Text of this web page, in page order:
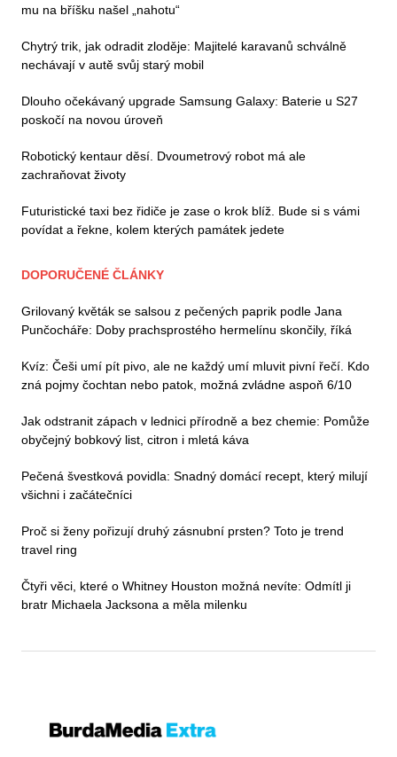
mu na bříšku našel „nahotu“
Chytrý trik, jak odradit zloděje: Majitelé karavanů schválně
nechávají v autě svůj starý mobil
Dlouho očekávaný upgrade Samsung Galaxy: Baterie u S27
poskočí na novou úroveň
Robotický kentaur děsí. Dvoumetrový robot má ale
zachraňovat životy
Futuristické taxi bez řidiče je zase o krok blíž. Bude si s vámi
povídat a řekne, kolem kterých památek jedete
DOPORUČENÉ ČLÁNKY
Grilovaný květák se salsou z pečených paprik podle Jana
Punčocháře: Doby prachsprostého hermelínu skončily, říká
Kvíz: Češi umí pít pivo, ale ne každý umí mluvit pivní řečí. Kdo
zná pojmy čochtan nebo patok, možná zvládne aspoň 6/10
Jak odstranit zápach v lednici přírodně a bez chemie: Pomůže
obyčejný bobkový list, citron i mletá káva
Pečená švestková povidla: Snadný domácí recept, který milují
všichni i začátečníci
Proč si ženy pořizují druhý zásnubní prsten? Toto je trend
travel ring
Čtyři věci, které o Whitney Houston možná nevíte: Odmítl ji
bratr Michaela Jacksona a měla milenku